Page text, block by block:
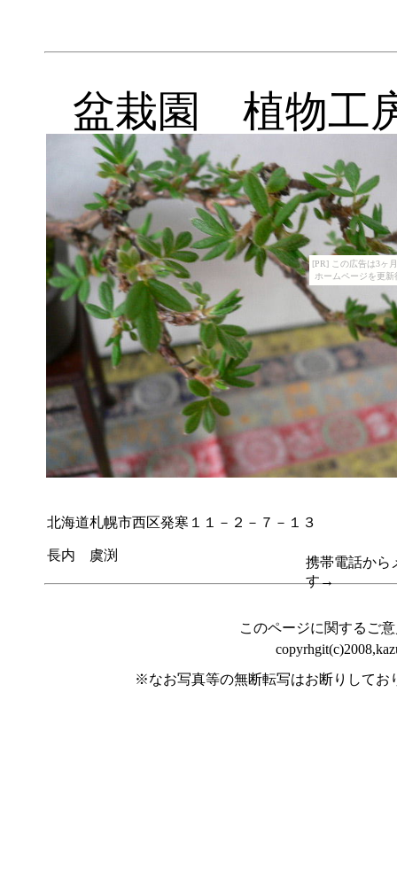
[PR] この広告は3ヶ
ホームページを更
このページに関するご
盆栽園 植物工
※なお写真等の無断転写はお断りしてお
携帯電話から
す→
北海道札幌市西区発寒１１－２－７－１３
長内 虞渕